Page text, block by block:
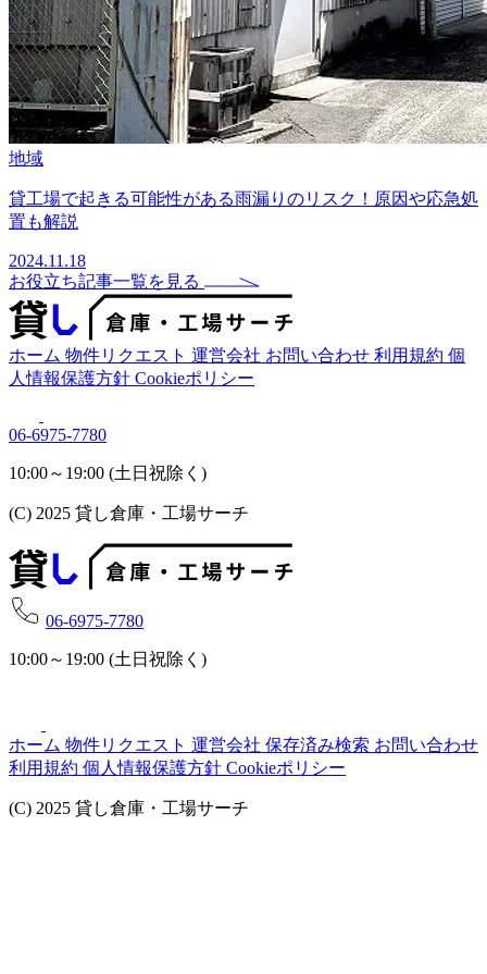
地域
貸工場で起きる可能性がある雨漏りのリスク！原因や応急処
置も解説
2024.11.18
お役立ち記事一覧を見る
ホーム 物件リクエスト 運営会社 お問い合わせ 利用規約 個
人情報保護方針 Cookieポリシー
06-6975-7780
10:00～19:00 (土日祝除く)
(C) 2025 貸し倉庫・工場サーチ
06-6975-7780
10:00～19:00 (土日祝除く)
ホーム 物件リクエスト 運営会社 保存済み検索 お問い合わせ
利用規約 個人情報保護方針 Cookieポリシー
(C) 2025 貸し倉庫・工場サーチ